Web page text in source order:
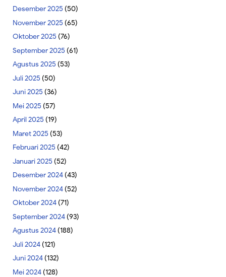
Desember 2025 (50)
November 2025 (65)
Oktober 2025 (76)
September 2025 (61)
Agustus 2025 (53)
Juli 2025 (50)
Juni 2025 (36)
Mei 2025 (57)
April 2025 (19)
Maret 2025 (53)
Februari 2025 (42)
Januari 2025 (52)
Desember 2024(43)
November 2024(52)
Oktober 2024(71)
September 2024(93)
Agustus 2024(188)
Juli 2024(121)
Juni 2024(132)
Mei 2024(128)